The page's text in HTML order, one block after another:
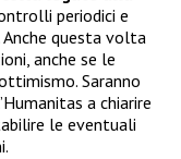
periodici e
Anche questa volta
anche se le
Saranno
a chiarire
le eventuali